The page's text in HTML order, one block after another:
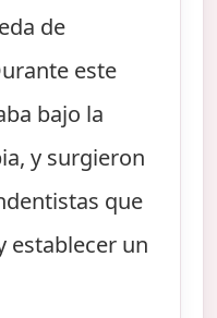
de
este
bajo la
y surgieron
que
establecer un